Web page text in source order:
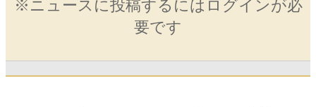
※ニュースに投稿するにはログインが必
要です